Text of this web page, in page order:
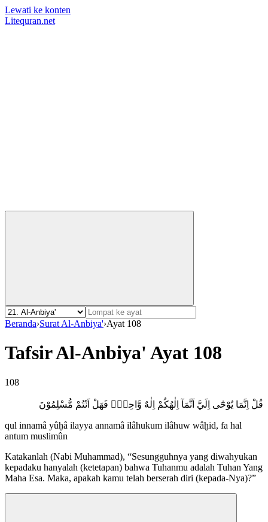
Lewati ke konten
Litequran.net
Beranda›Surat Al-Anbiya'›Ayat 108
Tafsir Al-Anbiya' Ayat 108
108
قُلْ اِنَّمَا يُوْحٰٓى اِلَيَّ اَنَّمَآ اِلٰهُكُمْ اِلٰهٌ وَّاحِدٌۚ فَهَلْ اَنْتُمْ مُّسْلِمُوْنَ
qul innamâ yûḫâ ilayya annamâ ilâhukum ilâhuw wâḫid, fa hal
antum muslimûn
Katakanlah (Nabi Muhammad), “Sesungguhnya yang diwahyukan
kepadaku hanyalah (ketetapan) bahwa Tuhanmu adalah Tuhan Yang
Maha Esa. Maka, apakah kamu telah berserah diri (kepada-Nya)?”